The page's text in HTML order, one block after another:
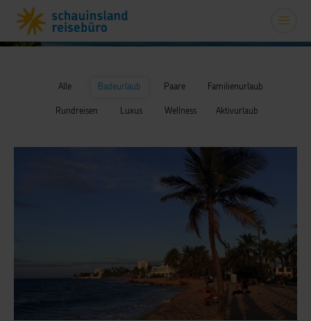
Alle Badeurlaub Paare Familienurlaub
Rundreisen Luxus Wellness Aktivurlaub